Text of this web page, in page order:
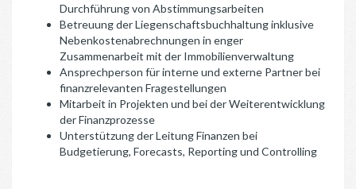
Durchführung von Abstimmungsarbeiten
Betreuung der Liegenschaftsbuchhaltung inklusive
Nebenkostenabrechnungen in enger
Zusammenarbeit mit der Immobilienverwaltung
Ansprechperson für interne und externe Partner bei
finanzrelevanten Fragestellungen
Mitarbeit in Projekten und bei der Weiterentwicklung
der Finanzprozesse
Unterstützung der Leitung Finanzen bei
Budgetierung, Forecasts, Reporting und Controlling